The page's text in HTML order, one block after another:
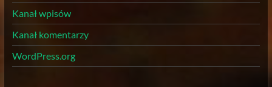
Kanał wpisów
Kanał komentarzy
WordPress.org